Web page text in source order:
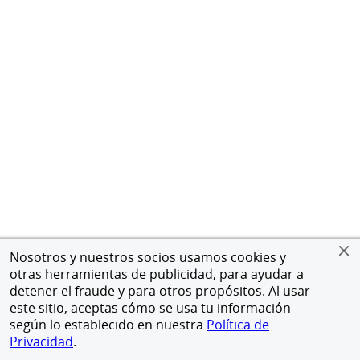
Nosotros y nuestros socios usamos cookies y
otras herramientas de publicidad, para ayudar a
detener el fraude y para otros propósitos. Al usar
este sitio, aceptas cómo se usa tu información
según lo establecido en nuestra Política de
Privacidad.